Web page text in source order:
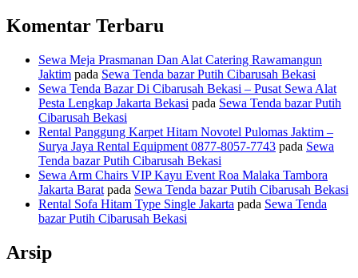
Komentar Terbaru
Sewa Meja Prasmanan Dan Alat Catering Rawamangun
Jaktim pada Sewa Tenda bazar Putih Cibarusah Bekasi
Sewa Tenda Bazar Di Cibarusah Bekasi – Pusat Sewa Alat
Pesta Lengkap Jakarta Bekasi pada Sewa Tenda bazar Putih
Cibarusah Bekasi
Rental Panggung Karpet Hitam Novotel Pulomas Jaktim –
Surya Jaya Rental Equipment 0877-8057-7743 pada Sewa
Tenda bazar Putih Cibarusah Bekasi
Sewa Arm Chairs VIP Kayu Event Roa Malaka Tambora
Jakarta Barat pada Sewa Tenda bazar Putih Cibarusah Bekasi
Rental Sofa Hitam Type Single Jakarta pada Sewa Tenda
bazar Putih Cibarusah Bekasi
Arsip